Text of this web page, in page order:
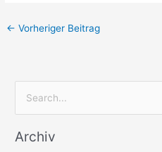
← Vorheriger Beitrag
c
Archiv